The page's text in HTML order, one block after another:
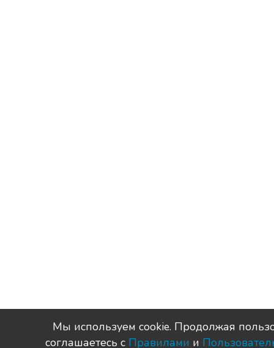
Мы используем сookie. Продолжая
соглашаетесь с Правилами и